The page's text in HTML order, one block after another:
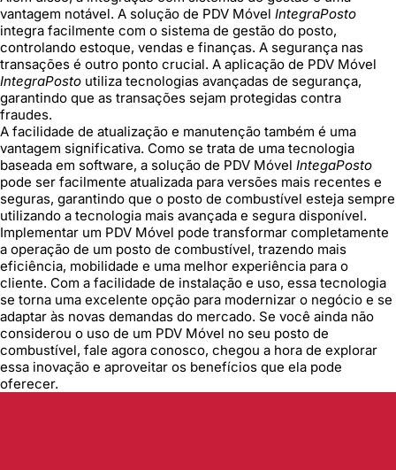
vantagem notável. A solução de PDV Móvel IntegraPosto
integra facilmente com o sistema de gestão do posto,
controlando estoque, vendas e finanças. A segurança nas
transações é outro ponto crucial. A aplicação de PDV Móvel
IntegraPosto utiliza tecnologias avançadas de segurança,
garantindo que as transações sejam protegidas contra
fraudes.
A facilidade de atualização e manutenção também é uma
vantagem significativa. Como se trata de uma tecnologia
baseada em software, a solução de PDV Móvel IntegaPosto
pode ser facilmente atualizada para versões mais recentes e
seguras, garantindo que o posto de combustível esteja sempre
utilizando a tecnologia mais avançada e segura disponível.
Implementar um PDV Móvel pode transformar completamente
a operação de um posto de combustível, trazendo mais
eficiência, mobilidade e uma melhor experiência para o
cliente. Com a facilidade de instalação e uso, essa tecnologia
se torna uma excelente opção para modernizar o negócio e se
adaptar às novas demandas do mercado. Se você ainda não
considerou o uso de um PDV Móvel no seu posto de
combustível, fale agora conosco, chegou a hora de explorar
essa inovação e aproveitar os benefícios que ela pode
oferecer.